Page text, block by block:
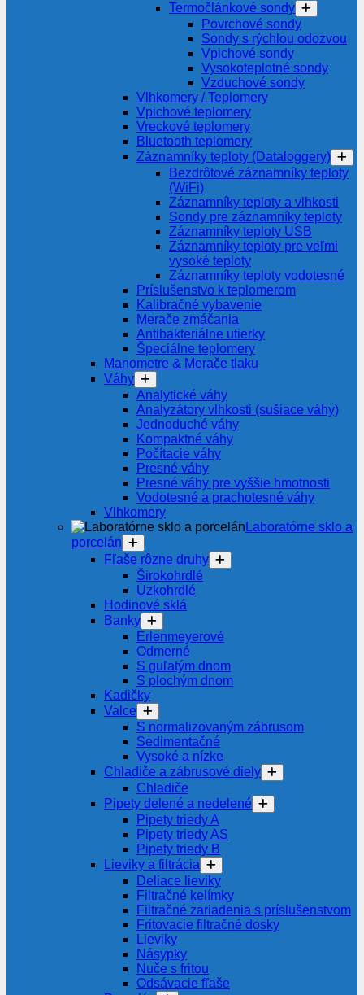
Termočlánkové sondy
Povrchové sondy
Sondy s rýchlou odozvou
Vpichové sondy
Vysokoteplotné sondy
Vzduchové sondy
Vlhkomery / Teplomery
Vpichové teplomery
Vreckové teplomery
Bluetooth teplomery
Záznamníky teploty (Dataloggery)
Bezdrôtové záznamníky teploty
(WiFi)
Záznamníky teploty a vlhkosti
Sondy pre záznamníky teploty
Záznamníky teploty USB
Záznamníky teploty pre veľmi
vysoké teploty
Záznamníky teploty vodotesné
Príslušenstvo k teplomerom
Kalibračné vybavenie
Merače zmáčania
Antibakteriálne utierky
Špeciálne teplomery
Manometre & Merače tlaku
Váhy
Analytické váhy
Analyzátory vlhkosti (sušiace váhy)
Jednoduché váhy
Kompaktné váhy
Počítacie váhy
Presné váhy
Presné váhy pre vyššie hmotnosti
Vodotesné a prachotesné váhy
Vlhkomery
Laboratórne sklo a
porcelán
Fľaše rôzne druhy
Širokohrdlé
Úzkohrdlé
Hodinové sklá
Banky
Erlenmeyerové
Odmerné
S guľatým dnom
S plochým dnom
Kadičky
Valce
S normalizovaným zábrusom
Sedimentačné
Vysoké a nízke
Chladiče a zábrusové diely
Chladiče
Pipety delené a nedelené
Pipety triedy A
Pipety triedy AS
Pipety triedy B
Lieviky a filtrácia
Deliace lieviky
Filtračné kelímky
Filtračné zariadenia s príslušenstvom
Fritovacie filtračné dosky
Lieviky
Násypky
Nuče s fritou
Odsávacie fľaše